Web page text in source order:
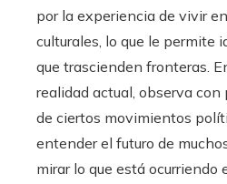
por la experiencia de vivir
culturales, lo que le permite
que trascienden fronteras.
realidad actual, observa con
de ciertos movimientos
entender el futuro de
mirar lo que está ocurriendo